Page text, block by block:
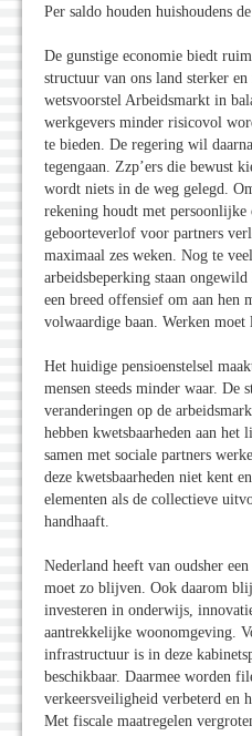
Per saldo houden huishoudens
De gunstige economie biedt
structuur van ons land sterker
wetsvoorstel Arbeidsmarkt in
werkgevers minder risicovol
te bieden. De regering wil
tegengaan. Zzp’ers die bewust
wordt niets in de weg gelegd.
rekening houdt met persoonlijke
geboorteverlof voor partners
maximaal zes weken. Nog te
arbeidsbeperking staan
een breed offensief om aan hen
volwaardige baan. Werken
Het huidige pensioenstelsel
mensen steeds minder waar. De
veranderingen op de
hebben kwetsbaarheden aan
samen met sociale partners
deze kwetsbaarheden niet kent
elementen als de collectieve
handhaaft.
Nederland heeft van oudsher
moet zo blijven. Ook daarom
investeren in onderwijs,
aantrekkelijke woonomgeving.
infrastructuur is in deze
beschikbaar. Daarmee worden
verkeersveiligheid verbeterd en
Met fiscale maatregelen